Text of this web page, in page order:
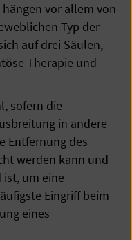
vor allem von
Typ der
auf drei Säulen,
Therapie und
sofern die
in andere
Entfernung des
werden kann und
ist, um eine
Eingriff beim
eines